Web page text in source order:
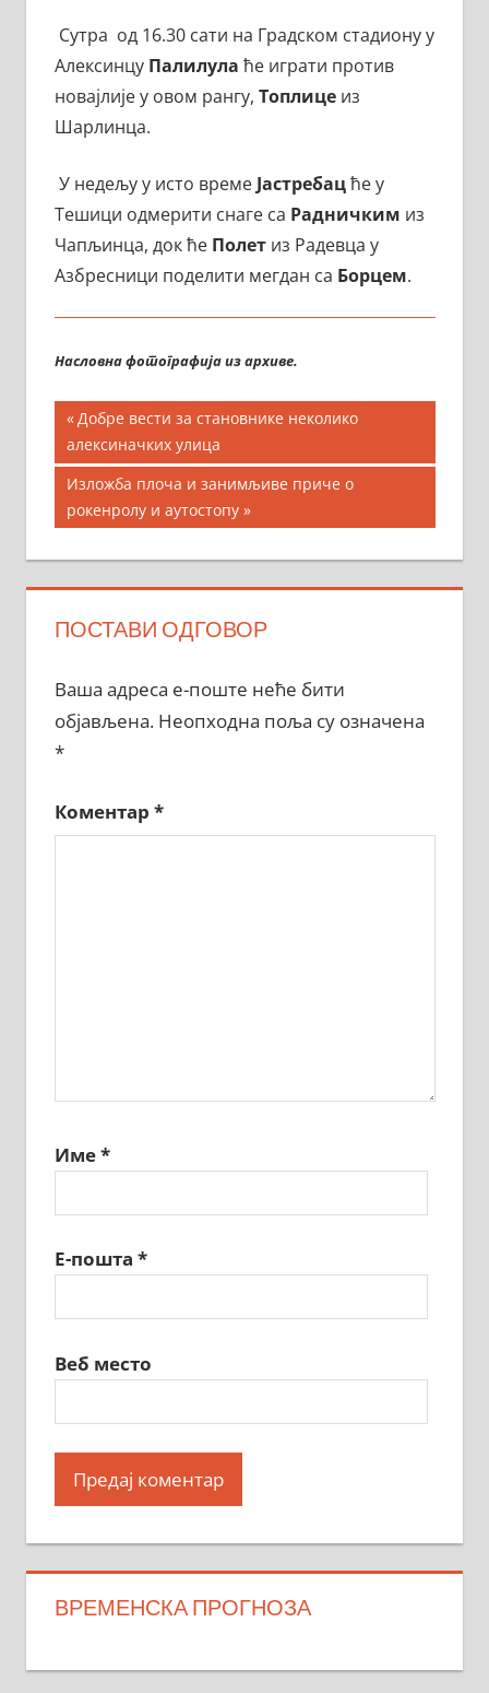
Сутра од 16.30 сати на Градском стадиону у
Алексинцу Палилула ће играти против
новајлије у овом рангу, Топлицеиз
Шарлинца.
У недељу у исто време Јастребацће у
Тешици одмерити снаге са Радничким из
Чапљинца, док ће Полетиз Радевца у
Азбресници поделити мегдан са Борцем.
Насловна фотографија из архиве.
Кретање
чланка
Previous
Post:
Добре вести за становнике неколико
алексиначких улица
Next
Post:
Изложба плоча и занимљиве приче о
рокенролу и аутостопу
ПОСТАВИ ОДГОВОР
Ваша адреса е-поште неће бити
објављена. Неопходна поља су означена
*
Коментар *
Име*
Е-пошта *
Веб место
ВРЕМЕНСКА ПРОГНОЗА